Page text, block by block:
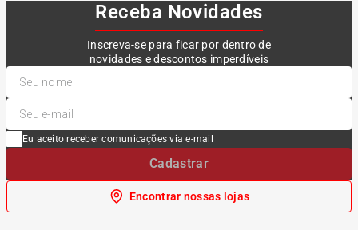
Receba Novidades
Inscreva-se para ficar por dentro de
novidades e descontos imperdíveis
Eu aceito receber comunicações via e-mail
Cadastrar
Encontrar nossas lojas